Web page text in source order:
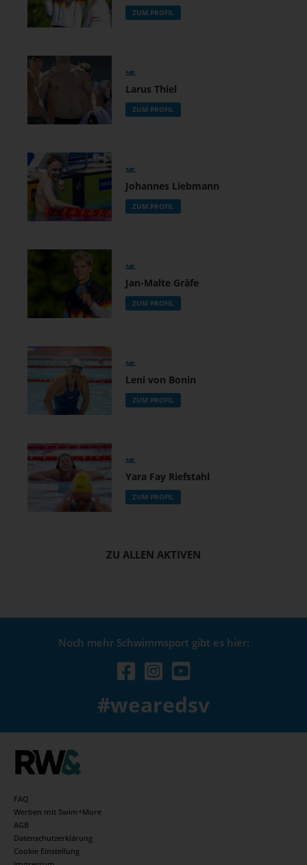
ZUM PROFIL
Larus Thiel
ZUM PROFIL
Johannes Liebmann
ZUM PROFIL
Jan-Malte Gräfe
ZUM PROFIL
Leni von Bonin
ZUM PROFIL
Yara Fay Riefstahl
ZUM PROFIL
ZU ALLEN AKTIVEN
Noch mehr Schwimmsport gibt es hier:
#wearedsv
FAQ
Werben mit Swim+More
AGB
Datenschutzerklärung
Cookie Einstellung